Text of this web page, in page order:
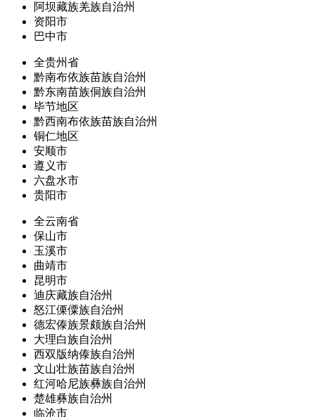
阿坝藏族羌族自治州
资阳市
巴中市
全贵州省
黔南布依族苗族自治州
黔东南苗族侗族自治州
毕节地区
黔西南布依族苗族自治州
铜仁地区
安顺市
遵义市
六盘水市
贵阳市
全云南省
保山市
玉溪市
曲靖市
昆明市
迪庆藏族自治州
怒江傈僳族自治州
德宏傣族景颇族自治州
大理白族自治州
西双版纳傣族自治州
文山壮族苗族自治州
红河哈尼族彝族自治州
楚雄彝族自治州
临沧市